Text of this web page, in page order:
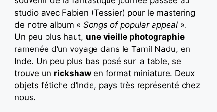
studio avec Fabien (Tessier) pour le mastering
de notre album « Songs of popular appeal ».
Un peu plus haut, une vieille photographie
ramenée d’un voyage dans le Tamil Nadu, en
Inde. Un peu plus bas posé sur la table, se
trouve un rickshaw en format miniature. Deux
objets fétiche d’Inde, pays très représenté chez
nous.